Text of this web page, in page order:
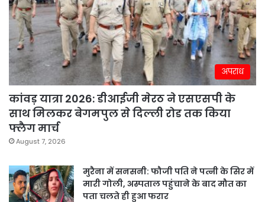
अपराध
कांवड़ यात्रा 2026: डीआईजी मेरठ ने एसएसपी के
साथ मिलकर बेगमपुल से दिल्ली रोड तक किया
फ्लैग मार्च
August 7, 2026
मुरैना में सनसनी: फौजी पति ने पत्नी के सिर में
मारी गोली, अस्पताल पहुंचाने के बाद मौत का
पता चलते ही हुआ फरार